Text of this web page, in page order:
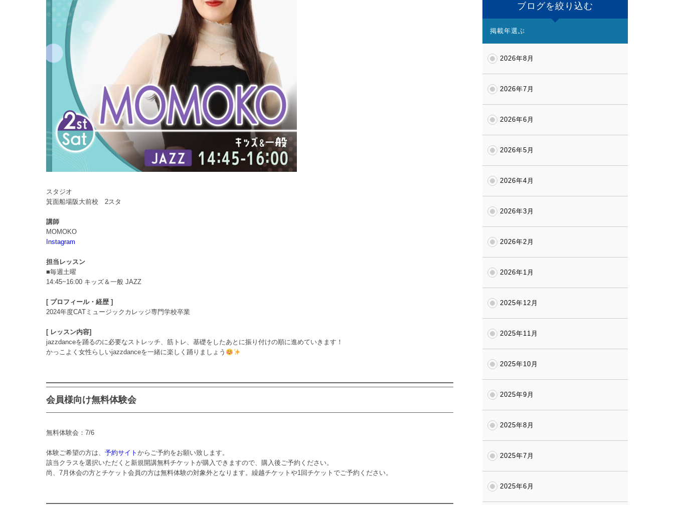
スタジオ
箕面船場阪大前校 2スタ
講師
MOMOKO
Instagram
担当レッスン
■毎週土曜
14:45~16:00 キッズ＆一般 JAZZ
[ プロフィール・経歴 ]
2024年度CATミュージックカレッジ専門学校卒業
[ レッスン内容]
jazzdanceを踊るのに必要なストレッチ、筋トレ、基礎をしたあとに振り付けの順に進めていきます！
かっこよく女性らしいjazzdanceを一緒に楽しく踊りましょう
会員様向け無料体験会
無料体験会：7/6
体験ご希望の方は、 予約サイト からご予約をお願い致します。
該当クラスを選択いただくと新規開講無料チケットが購入できますので、購入後ご予約ください。
尚、7月休会の方とチケット会員の方は無料体験の対象外となります。繰越チケットや1回チケットでご予約ください。
ブログを絞り込む
掲載年選ぶ
2026年8月
2026年7月
2026年6月
2026年5月
2026年4月
2026年3月
2026年2月
2026年1月
2025年12月
2025年11月
2025年10月
2025年9月
2025年8月
2025年7月
2025年6月